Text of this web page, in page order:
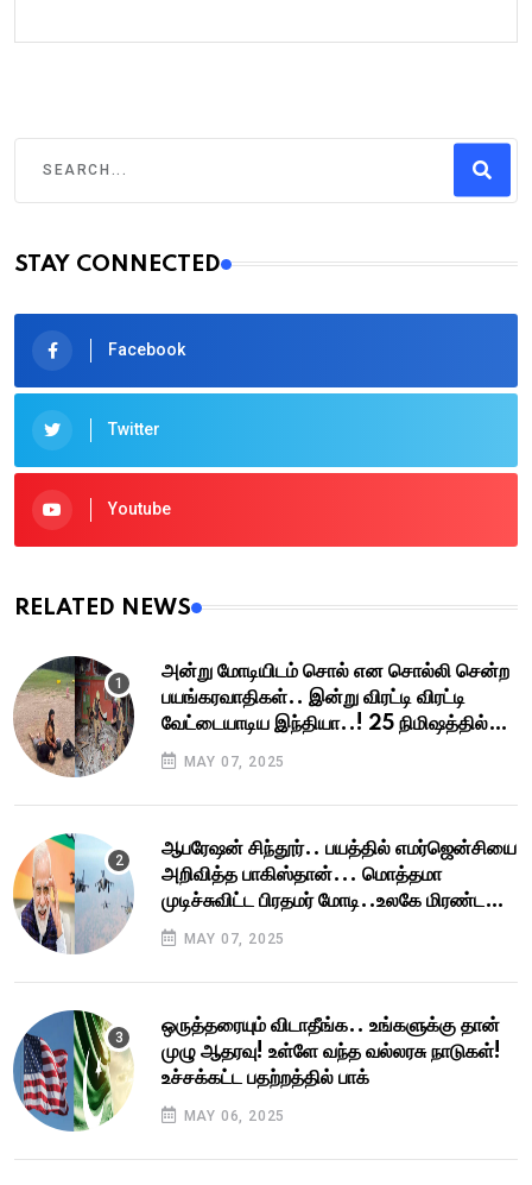
STAY CONNECTED
Facebook
Twitter
Youtube
RELATED NEWS
அன்று மோடியிடம் சொல் என சொல்லி சென்ற
பயங்கரவாதிகள்.. இன்று விரட்டி விரட்டி
வேட்டையாடிய இந்தியா..! 25 நிமிஷத்தில்
மொத்தமும் காலி!
MAY 07, 2025
ஆபரேஷன் சிந்தூர்.. பயத்தில் எமர்ஜென்சியை
அறிவித்த பாகிஸ்தான்... மொத்தமா
முடிச்சுவிட்ட பிரதமர் மோடி..உலகே மிரண்ட
துல்லிய அடி !
MAY 07, 2025
ஒருத்தரையும் விடாதீங்க.. உங்களுக்கு தான்
முழு ஆதரவு! உள்ளே வந்த வல்லரசு நாடுகள்!
உச்சக்கட்ட பதற்றத்தில் பாக்
MAY 06, 2025